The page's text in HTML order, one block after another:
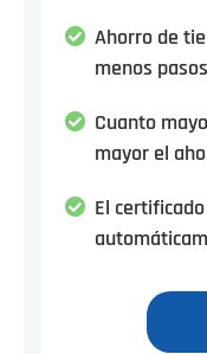
Ahorro de
menos
Cuanto
mayor el
El